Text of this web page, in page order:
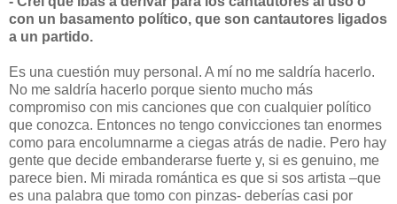
con un basamento político, que son cantautores ligados
a un partido.
Es una cuestión muy personal. A mí no me saldría hacerlo.
No me saldría hacerlo porque siento mucho más
compromiso con mis canciones que con cualquier político
que conozca. Entonces no tengo convicciones tan enormes
como para encolumnarme a ciegas atrás de nadie. Pero hay
gente que decide embanderarse fuerte y, si es genuino, me
parece bien. Mi mirada romántica es que si sos artista –que
es una palabra que tomo con pinzas- deberías casi por